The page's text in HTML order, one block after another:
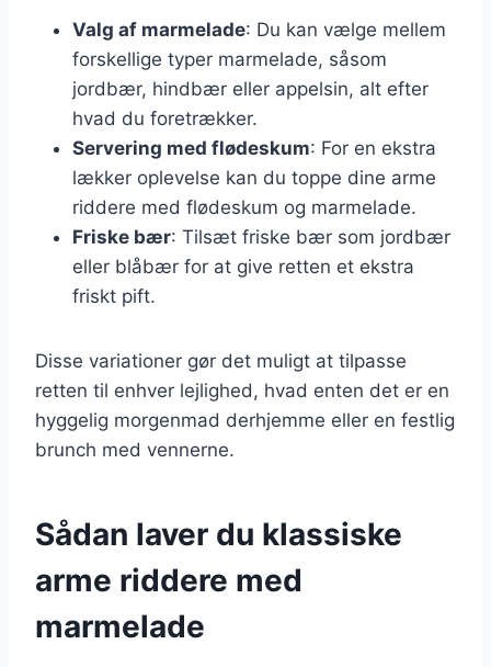
Valg af marmelade: Du kan vælge mellem
forskellige typer marmelade, såsom
jordbær, hindbær eller appelsin, alt efter
hvad du foretrækker.
Servering med flødeskum: For en ekstra
lækker oplevelse kan du toppe dine arme
riddere med flødeskum og marmelade.
Friske bær: Tilsæt friske bær som jordbær
eller blåbær for at give retten et ekstra
friskt pift.
Disse variationer gør det muligt at tilpasse
retten til enhver lejlighed, hvad enten det er en
hyggelig morgenmad derhjemme eller en festlig
brunch med vennerne.
Sådan laver du klassiske
arme riddere med
marmelade